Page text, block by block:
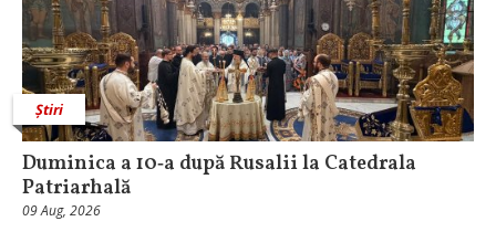
Știri
Duminica a 10‑a după Rusalii la Catedrala
Patriarhală
09 Aug, 2026